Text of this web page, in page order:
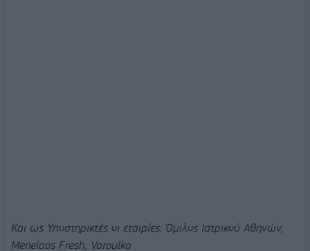
Και ως Υποστηρικτές οι εταιρίες: Όμιλος Ιατρικού Αθηνών,
Menelaos Fresh, Varoulko